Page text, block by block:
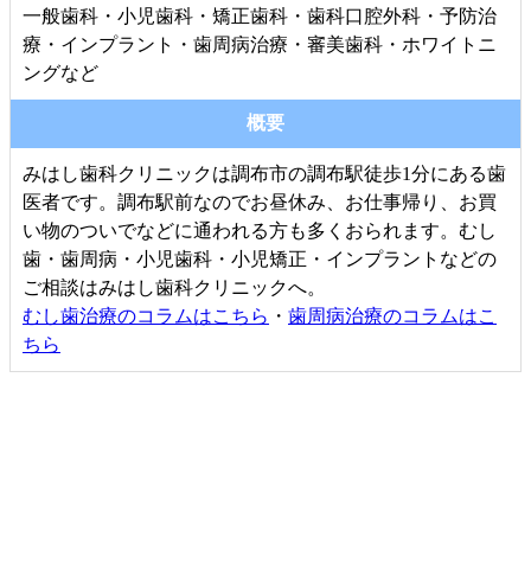
一般歯科・小児歯科・矯正歯科・歯科口腔外科・予防治
療・インプラント・歯周病治療・審美歯科・ホワイトニ
ングなど
概要
みはし歯科クリニックは調布市の調布駅徒歩1分にある歯
医者です。調布駅前なのでお昼休み、お仕事帰り、お買
い物のついでなどに通われる方も多くおられます。むし
歯・歯周病・小児歯科・小児矯正・インプラントなどの
ご相談はみはし歯科クリニックへ。
むし歯治療のコラムはこちら ・ 歯周病治療のコラムはこ
ちら